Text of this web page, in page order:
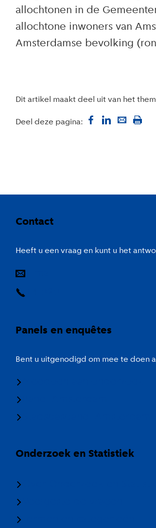
allochtonen in de
allochtone inwoners van
Amsterdamse bevolking
Dit artikel maakt deel uit van het
Deel deze pagina:
Contact
Heeft u een vraag en kunt u het
Panels en enquêtes
Bent u uitgenodigd om mee te doen
Onderzoek en Statistiek